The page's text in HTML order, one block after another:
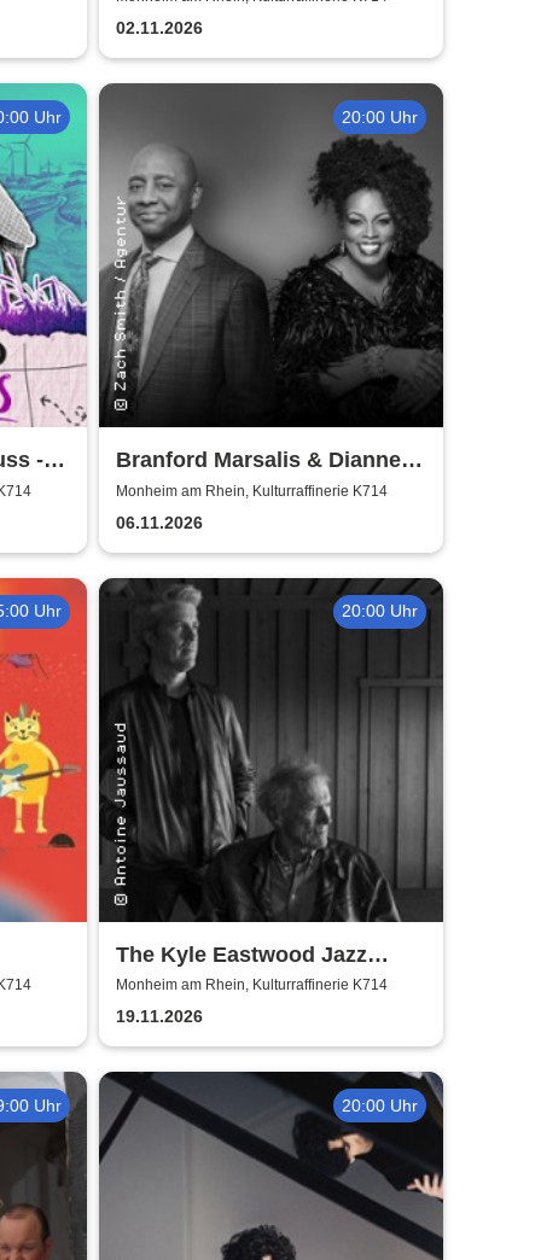
02.11.2026
Uhr
-
20:00 Uhr
Branford Marsalis & Dianne
Reeves celebrate John
Coltrane
Monheim am Rhein, Kulturraffinerie K714
06.11.2026
Uhr 20:00 Uhr
The Kyle Eastwood Jazz
Quintet
Monheim am Rhein, Kulturraffinerie K714
19.11.2026
Uhr 20:00 Uhr